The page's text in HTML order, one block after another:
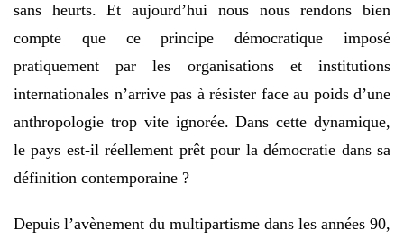
sans heurts. Et aujourd’hui nous nous rendons bien
compte que ce principe démocratique imposé
pratiquement par les organisations et institutions
internationales n’arrive pas à résister face au poids d’une
anthropologie trop vite ignorée. Dans cette dynamique,
le pays est-il réellement prêt pour la démocratie dans sa
définition contemporaine ?
Depuis l’avènement du multipartisme dans les années 90,